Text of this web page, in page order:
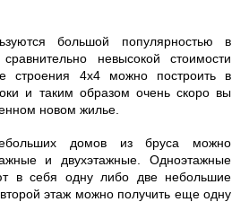
большой популярностью в
невысокой стоимости
строения 4х4 можно построить в
и таким образом очень скоро вы
новом жилье.
домов из бруса можно
и двухэтажные. Одноэтажные
в себя одну либо две небольшие
этаж можно получить еще одну